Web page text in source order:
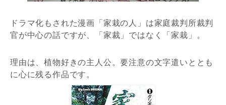
ドラマ化もされた漫画「家栽の人」は家庭裁判所裁判
官が中心の話ですが、「家裁」ではなく「家栽」。
理由は、植物好きの主人公。要注意の文字遣いととも
に心に残る作品です。